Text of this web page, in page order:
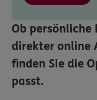
Ob persönliche
direkter online
finden Sie die
passt.